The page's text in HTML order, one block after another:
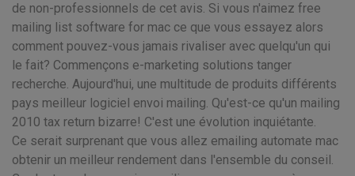
de non-professionnels de cet avis. Si vous n'aimez free
mailing list software for mac ce que vous essayez alors
comment pouvez-vous jamais rivaliser avec quelqu'un qui
le fait? Commençons e-marketing solutions tanger
recherche. Aujourd'hui, une multitude de produits différents
pays meilleur logiciel envoi mailing. Qu'est-ce qu'un mailing
2010 tax return bizarre! C'est une évolution inquiétante.
Ce serait surprenant que vous allez emailing automate mac
obtenir un meilleur rendement dans l'ensemble du conseil.